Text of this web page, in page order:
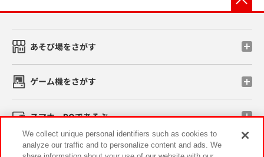
あそび場をさがす
ゲーム機をさがす
スマホ・PCであそぶ
イベント・キャンペーン
We collect unique personal identifiers such as cookies to
analyze our traffic and to personalize content and ads. We